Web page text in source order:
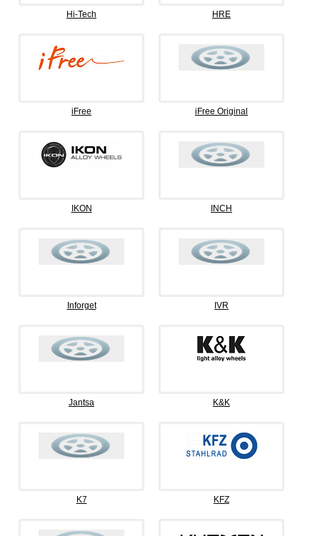
Hi-Tech HRE
iFree iFree Original
IKON INCH
Inforget IVR
Jantsa K&K
K7 KFZ